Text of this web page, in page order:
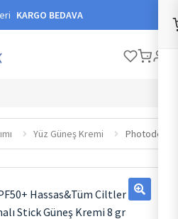
KARGO BEDAVA
Yüz Güneş Kremi Photoderm